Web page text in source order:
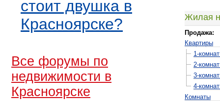
стоит двушка в
Красноярске?
Все форумы по
недвижимости в
Красноярске
Жилая
Продажа:
Квартиры
1-
2-
3-
4-
Комнаты